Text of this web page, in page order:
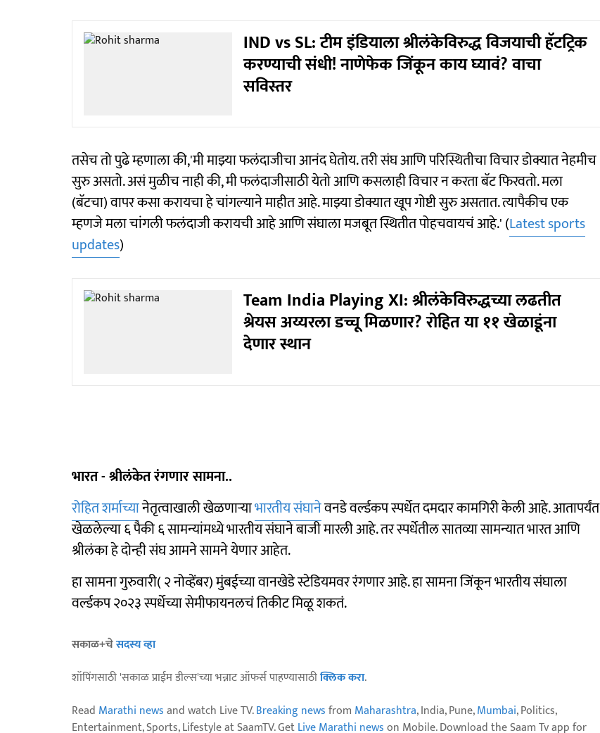
IND vs SL: टीम इंडियाला श्रीलंकेविरुद्ध विजयाची हॅटट्रिक
करण्याची संधी! नाणेफेक जिंकून काय घ्यावं? वाचा
सविस्तर
तसेच तो पुढे म्हणाला की,'मी माझ्या फलंदाजीचा आनंद घेतोय. तरी संघ आणि परिस्थितीचा विचार डोक्यात नेहमीच
सुरु असतो. असं मुळीच नाही की, मी फलंदाजीसाठी येतो आणि कसलाही विचार न करता बॅट फिरवतो. मला
(बॅटचा) वापर कसा करायचा हे चांगल्याने माहीत आहे. माझ्या डोक्यात खूप गोष्टी सुरु असतात. त्यापैकीच एक
म्हणजे मला चांगली फलंदाजी करायची आहे आणि संघाला मजबूत स्थितीत पोहचवायचं आहे.' (Latest sports
updates)
Team India Playing XI: श्रीलंकेविरुद्धच्या लढतीत
श्रेयस अय्यरला डच्चू मिळणार? रोहित या ११ खेळाडूंना
देणार स्थान
भारत - श्रीलंकेत रंगणार सामना..
रोहित शर्माच्यानेतृत्वाखाली खेळणाऱ्याभारतीय संघानेवनडे वर्ल्डकप स्पर्धेत दमदार कामगिरी केली आहे. आतापर्यंत
खेळलेल्या ६ पैकी ६ सामन्यांमध्ये भारतीय संघाने बाजी मारली आहे. तर स्पर्धेतील सातव्या सामन्यात भारत आणि
श्रीलंका हे दोन्ही संघ आमने सामने येणार आहेत.
हा सामना गुरुवारी( २ नोव्हेंबर) मुंबईच्या वानखेडे स्टेडियमवर रंगणार आहे. हा सामना जिंकून भारतीय संघाला
वर्ल्डकप २०२३ स्पर्धेच्या सेमीफायनलचं तिकीट मिळू शकतं.
सकाळ+चेसदस्य व्हा
शॉपिंगसाठी 'सकाळ प्राईम डील्स'च्या भन्नाट ऑफर्स पाहण्यासाठीक्लिक करा.
Read Marathi newsand watch Live TV.Breaking newsfrom Maharashtra, India, Pune,Mumbai, Politics,
Entertainment, Sports, Lifestyle at SaamTV. GetLive Marathi newson Mobile. Download the Saam Tv app for